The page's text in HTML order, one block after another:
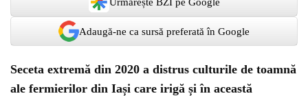
Adaugă-ne ca sursă preferată în Google
Seceta extremă din 2020 a distrus culturile de toamnă
ale fermierilor din Iași care irigă și în această